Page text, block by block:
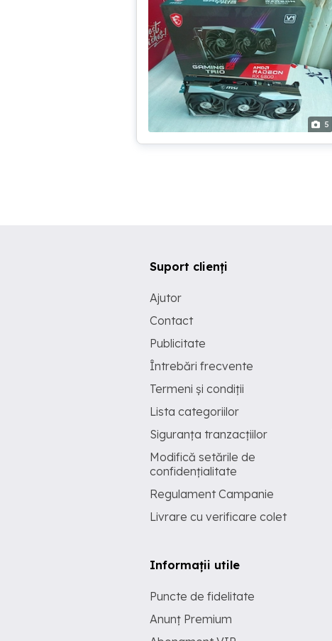
5
Suport clienți
Ajutor
Contact
Publicitate
Întrebări frecvente
Termeni și condiții
Lista categoriilor
Siguranța tranzacțiilor
Modifică setările de
confidențialitate
Regulament Campanie
Livrare cu verificare colet
Informații utile
Puncte de fidelitate
Anunț Premium